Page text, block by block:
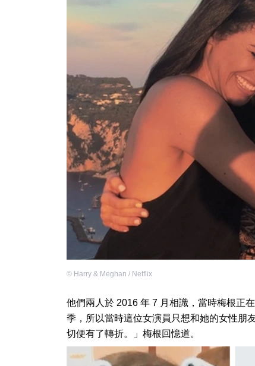
© Harry & Meghan / Netflix
他們兩人於 2016 年 7 月相識，當時梅根正
季，所以當時這位女演員只想和她的女性朋
切便有了轉折。」梅根回憶道。